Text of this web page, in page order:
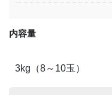
内容量
3kg（8～10玉）